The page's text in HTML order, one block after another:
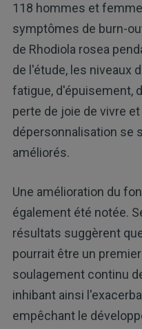
118 hommes et
symptômes de burn-
de Rhodiola rosea
de l'étude, les niveaux
fatigue, d'épuisement,
perte de joie de vivre
dépersonnalisation se
améliorés.
Une amélioration du
également été notée.
résultats suggèrent
pourrait être un
soulagement continu
inhibant ainsi
empêchant le